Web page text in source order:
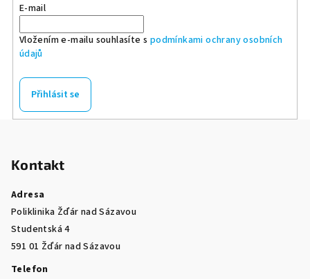
E-mail
Vložením e-mailu souhlasíte s podmínkami ochrany osobních
údajů
Přihlásit se
Kontakt
Adresa
Poliklinika Žďár nad Sázavou
Studentská 4
591 01 Žďár nad Sázavou
Telefon